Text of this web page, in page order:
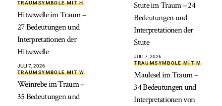
TRAUMSYMBOLE MIT H
Hitzewelle im Traum –
27 Bedeutungen und
Interpretationen der
Hitzewelle
JULI 7, 2026
TRAUMSYMBOLE MIT W
Weinrebe im Traum –
35 Bedeutungen und
Stute im Traum – 24
Bedeutungen und
Interpretationen der
Stute
JULI 7, 2026
TRAUMSYMBOLE MIT M
Maulesel im Traum –
34 Bedeutungen und
Interpretationen von